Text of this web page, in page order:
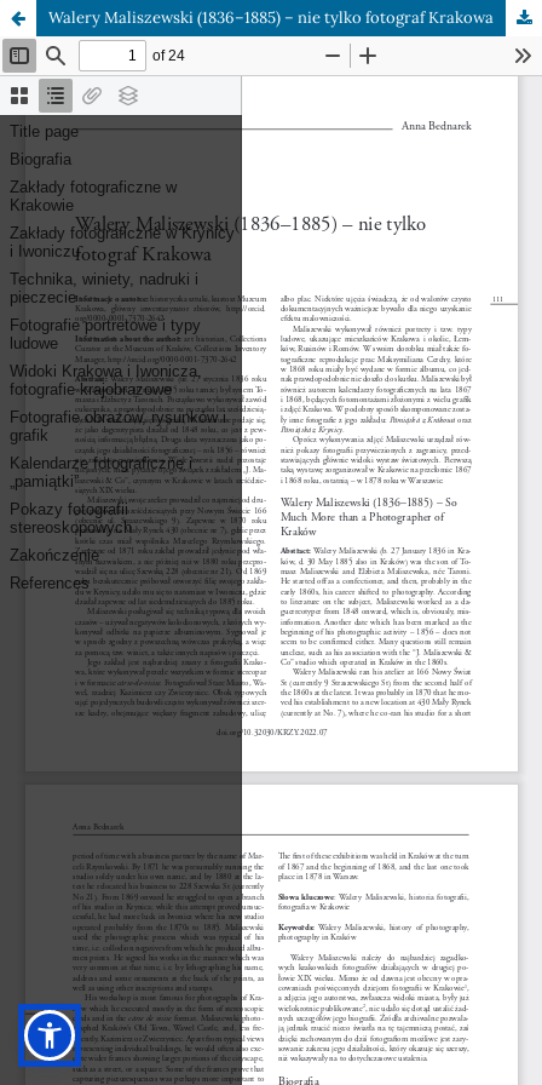
Walery Maliszewski (1836–1885) – nie tylko fotograf Krakowa